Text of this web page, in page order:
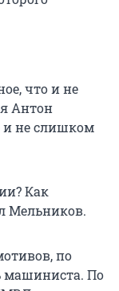
что и не
Антон
и не слишком
Как
Мельников.
по
По